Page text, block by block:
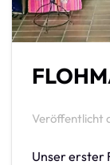
Veröffentlicht
Unser erster